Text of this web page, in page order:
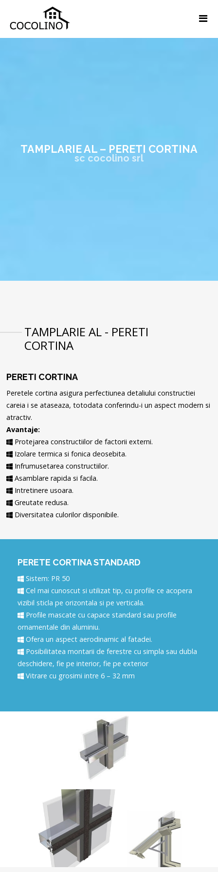
TAMPLARIE AL – PERETI CORTINA
sc cocolino srl
TAMPLARIE AL - PERETI
CORTINA
PERETI CORTINA
Peretele cortina asigura perfectiunea detaliului constructiei
careia i se ataseaza, totodata conferindu-i un aspect modern si
atractiv.
Avantaje:
Protejarea constructiilor de factorii externi.
Izolare termica si fonica deosebita.
Infrumusetarea constructiilor.
Asamblare rapida si facila.
Intretinere usoara.
Greutate redusa.
Diversitatea culorilor disponibile.
PERETE CORTINA STANDARD
Sistem: PR 50
Cel mai cunoscut si utilizat tip, cu profile ce acopera
vizibil sticla pe orizontala si pe verticala.
Profile mascate cu capace standard sau profile
ornamentale din aluminiu.
Ofera un aspect aerodinamic al fatadei.
Posibilitatea montarii de ferestre cu simpla sau dubla
deschidere, fie pe interior, fie pe exterior
Vitrare cu grosimi intre 6 – 32 mm